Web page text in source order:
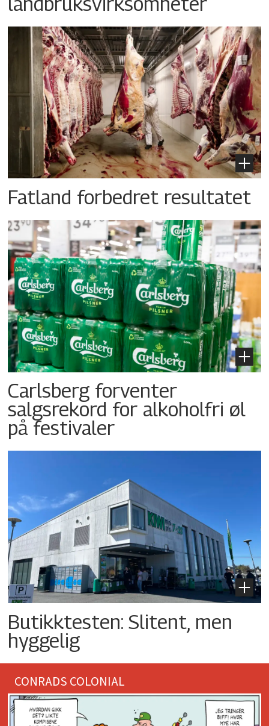
Fatland forbedret resultatet
Carlsberg forventer
salgsrekord for alkoholfri øl
på festivaler
Butikktesten: Slitent, men
hyggelig
CONRADS COLONIAL